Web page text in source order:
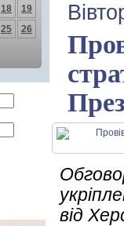
18
19
25
26
від